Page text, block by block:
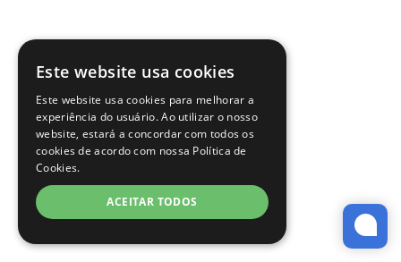
Este website usa cookies
Este website usa cookies para melhorar a
experiência do usuário. Ao utilizar o nosso
website, estará a concordar com todos os
cookies de acordo com nossa Política de
Cookies.
ACEITAR TODOS